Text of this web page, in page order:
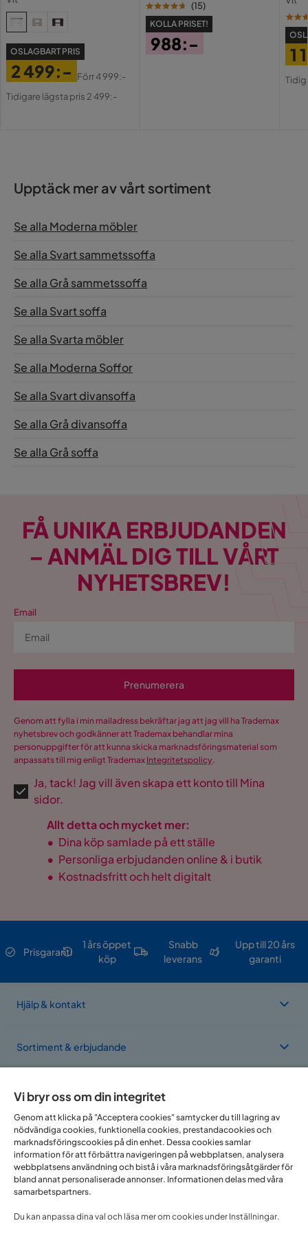
6 år sedan
OSLAGBART PRIS
Pris
2 499:-
Original
Förr4 999:-
Tidigare lägsta pris 2 499:-
(15)
KOLLA PRISET!
988:-
1
Upptäck mer av vårt sortiment
Se alla Moderna möbler
Se alla Svart sammetssoffa
Se alla Grå sammetssoffa
Se alla Svart soffa
Se alla Svarta möbler
Se alla Moderna Soffor
Se alla Svart divansoffa
Se alla Grå divansoffa
Se alla Grå soffa
FÅ UNIKA ERBJUDANDEN
– ANMÄL DIG TILL VÅRT
NYHETSBREV!
Email
Prenumerera
Genom att fylla i min mailadress bekräftar jag att jag vill ha Trademax
nyhetsbrev och godkänner att Trademax behandlar mina
personuppgifter för att kunna skicka marknadsföringsmaterial som
anpassats till mig enligt Trademax Integritetspolicy.
Ja, tack! Jag vill även skapa ett konto till Mina
sidor.
Allt detta och mycket mer:
• Dina köp samlade på ett ställe
• Personliga erbjudanden online & i butik
• Kostnadsfritt och helt digitalt
Prisgaranti
1 års öppet
köp
Snabb
leverans
Upp till 20 års
garanti
Hjälp & kontakt
Sortiment & erbjudande
Om Trademax
Vi finns i flera länder
Vi bryr oss om din integritet
Genom att klicka på "Acceptera cookies" samtycker du till lagring av
nödvändiga cookies, funktionella cookies, prestandacookies och
marknadsföringscookies på din enhet. Dessa cookies samlar
information för att förbättra navigeringen på webbplatsen, analysera
webbplatsens användning och bistå i våra marknadsföringsåtgärder för
bland annat personaliserade annonser. Informationen delas med våra
samarbetspartners.
Du kan anpassa dina val och läsa mer om cookies under Inställningar.